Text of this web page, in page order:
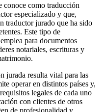
conoce como traducción
especializado y que,
traductor jurado que ha sido
Este tipo de
para documentos
notariales, escrituras y
jurada resulta vital para las
operar en distintos países y,
legales de cada uno
con clientes de otros
de profesionalidad y